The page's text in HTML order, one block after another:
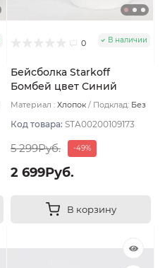
0 В наличии
Бейсболка Starkoff
Бомбей цвет Синий
размер 56
Материал : Хлопок Подклад: Без
Код товара: STA00200109173
5 299Руб. -49%
2 699Руб.
В корзину